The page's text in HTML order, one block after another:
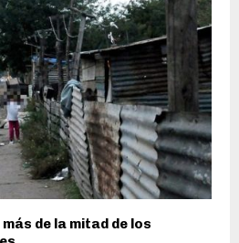
de la mitad de los